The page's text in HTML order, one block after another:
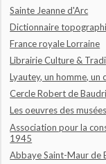
Sainte Jeanne d'Arc
Dictionnaire
France royale Lorraine
Librairie Culture &
Lyautey, un homme, un
Cercle Robert de
Les oeuvres des
Association pour la
1945
Abbaye Saint-Maur de